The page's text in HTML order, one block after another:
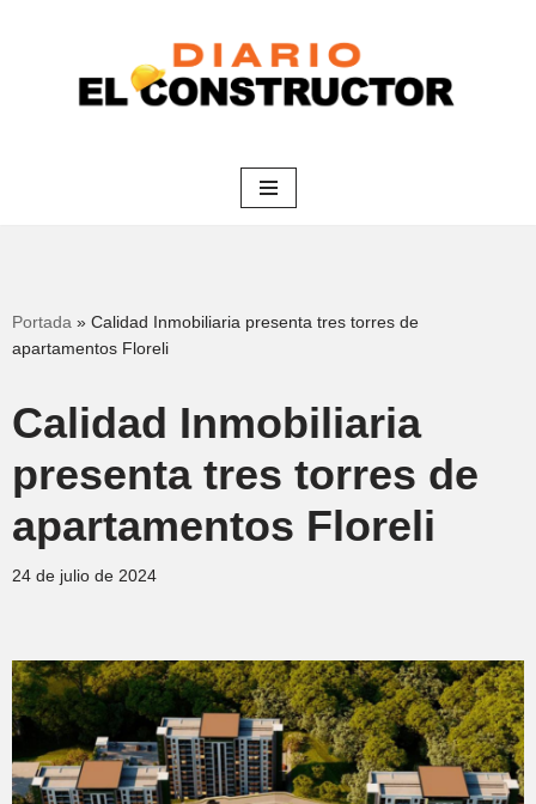
Portada » Calidad Inmobiliaria presenta tres torres de
apartamentos Floreli
Calidad Inmobiliaria
presenta tres torres de
apartamentos Floreli
24 de julio de 2024